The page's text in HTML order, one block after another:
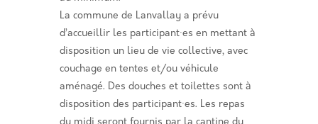
La commune de Lanvallay a prévu
d’accueillir les participant·es en mettant à
disposition un lieu de vie collective, avec
couchage en tentes et/ou véhicule
aménagé. Des douches et toilettes sont à
disposition des participant·es. Les repas